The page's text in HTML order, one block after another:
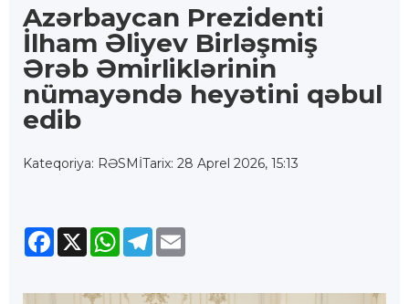
Azərbaycan Prezidenti
İlham Əliyev Birləşmiş
Ərəb Əmirliklərinin
nümayəndə heyətini qəbul
edib
Kateqoriya: RƏSMİTarix: 28 Aprel 2026, 15:13
Facebook
X WhatsApp
Telegram